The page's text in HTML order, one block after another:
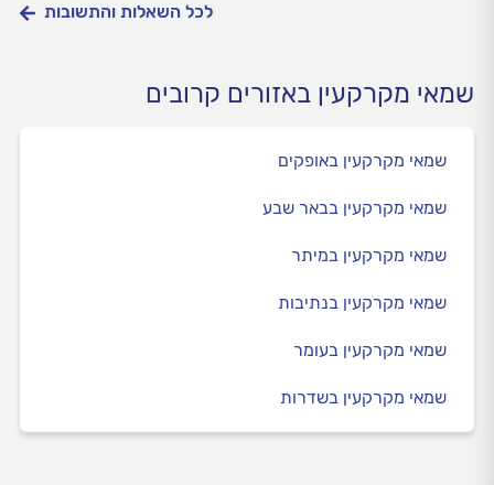
לכל השאלות והתשובות
שמאי מקרקעין באזורים קרובים
שמאי מקרקעין באופקים
שמאי מקרקעין בבאר שבע
שמאי מקרקעין במיתר
שמאי מקרקעין בנתיבות
שמאי מקרקעין בעומר
שמאי מקרקעין בשדרות